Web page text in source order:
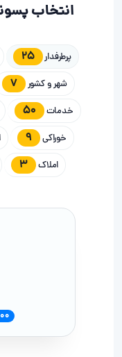
انتخاب
پرطرفدار 25
شهر و کشور 7
خدمات 50
خوراکی 9
املاک 3